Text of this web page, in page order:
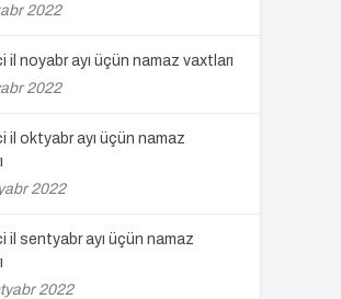
2022
il noyabr ayı üçün namaz vaxtları
2022
il oktyabr ayı üçün namaz
2022
il sentyabr ayı üçün namaz
2022